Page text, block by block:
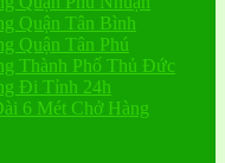
Quận Tân Bình
Quận Tân Phú
Thành Phố Thủ Đức
Đi Tỉnh 24h
6 Mét Chở Hàng